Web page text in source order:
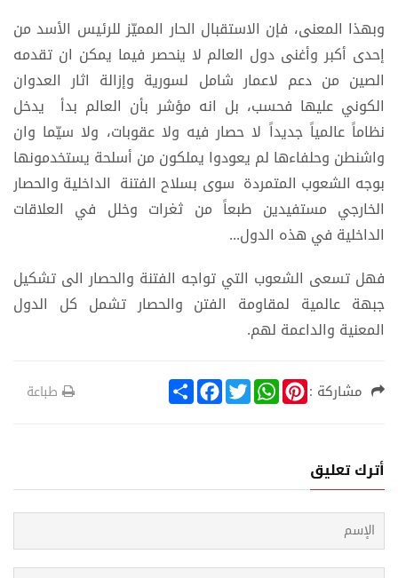
وبهذا المعنى، فإن الاستقبال الحار المميّز للرئيس الأسد من
إحدى أكبر وأغنى دول العالم لا ينحصر فيما يمكن ان تقدمه
الصين من دعم لاعمار شامل لسورية وإزالة اثار العدوان
الكوني عليها فحسب، بل انه مؤشر بأن العالم بدأ يدخل
نظاماً عالمياً جديداً لا حصار فيه ولا عقوبات، ولا سيّما وان
واشنطن وحلفاءها لم يعودوا يملكون من أسلحة يستخدمونها
بوجه الشعوب المتمردة سوى بسلاح الفتنة الداخلية والحصار
الخارجي مستفيدين طبعاً من ثغرات وخلل في العلاقات
الداخلية في هذه الدول...
فهل تسعى الشعوب التي تواجه الفتنة والحصار الى تشكيل
جبهة عالمية لمقاومة الفتن والحصار تشمل كل الدول
المعنية والداعمة لهم.
مشاركة : S
h
F
a
k
T
w
W
h
p
P
i
s
طباعة
أترك تعليق